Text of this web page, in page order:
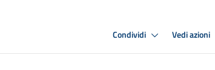
Condividi Vedi azioni